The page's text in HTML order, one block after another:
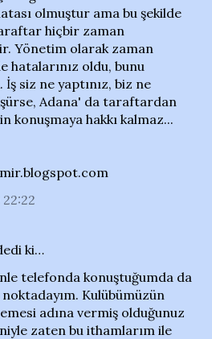
olmuştur ama bu şekilde
hiçbir zaman
Yönetim olarak zaman
hatalarınız oldu, bunu
siz ne yaptınız, biz ne
Adana' da taraftardan
konuşmaya hakkı kalmaz...
ki…
telefonda konuştuğumda da
noktadayım. Kulübümüzün
adına vermiş olduğunuz
zaten bu ithamlarım ile